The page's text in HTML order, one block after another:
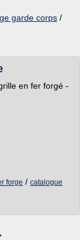
garde corps /
en fer forgé -
forge / catalogue